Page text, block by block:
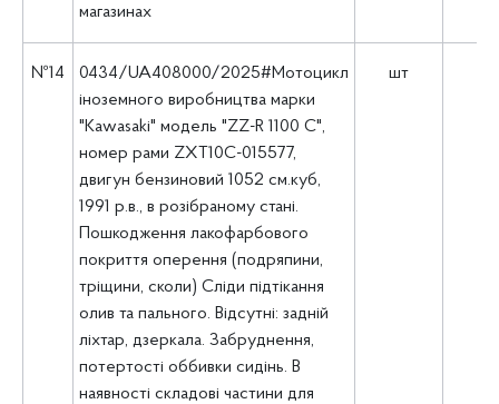
магазинах
№14
0434/UA408000/2025#Мотоцикл
іноземного виробництва марки
"Kawasaki" модель "ZZ-R 1100 С",
номер рами ZXT10C-015577,
двигун бензиновий 1052 см.куб,
1991 р.в., в розібраному стані.
Пошкодження лакофарбового
покриття оперення (подряпини,
тріщини, сколи) Сліди підтікання
олив та пального. Відсутні: задній
ліхтар, дзеркала. Забруднення,
потертості оббивки сидінь. В
наявності складові частини для
шт